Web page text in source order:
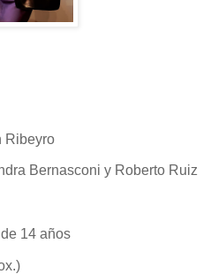
Ribeyro
Bernasconi y Roberto Ruiz
14 años